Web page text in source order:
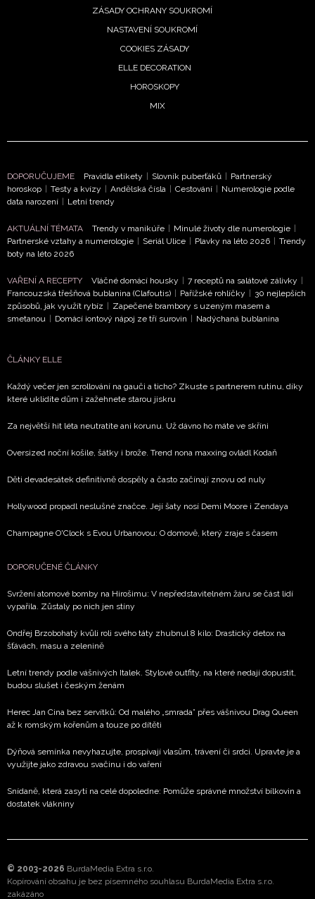
NEWSLETTER
Přihlášením k newsletteru souhlasíte sObchodními
podmínkami společnosti BurdaMedia Extra s.r.o.
potvrzujete, že jste se seznámili seZásadami
ochrany soukromí- BurdaMedia Extra s.r.o. bude s
Vašimi údaji pracovat zejména k organizaci a
Chcete navíc dostávat i další zajímavé a exkluzivní
zpracováním údajů k tomuto účelu podleZásad ochrany
soukromí BurdaMedia Extra s.r.o.
ZÁSADY OCHRANY SOUKROMÍ
NASTAVENÍ SOUKROMÍ
COOKIES ZÁSADY
ELLE DECORATION
HOROSKOPY
MIX
DOPORUČUJEME Pravidla etikety Slovník puberťáků
Partnerský
horoskop
Testy a kvízy Andělská čísla Cestování
Numerologie podle
data narození
Letní trendy
AKTUÁLNÍ TÉMATA Trendy v manikúře Minulé životy dle numerologie
Partnerské vztahy a numerologie
Seriál Ulice Plavky na léto 2026
Trendy
boty na léto 2026
VAŘENÍ A RECEPTY Vláčné domácí housky 7 receptů na salátové zálivky
Francouzská třešňová bublanina (Clafoutis)
Pařížské rohlíčky
30 nejlepších
způsobů, jak využít rybíz
Zapečené brambory s uzeným masem a
smetanou
Domácí iontový nápoj ze tří surovin Nadýchaná bublanina
ČLÁNKY ELLE
Každý večer jen scrollování na gauči a ticho? Zkuste s partnerem rutinu, díky
které uklidíte dům i zažehnete starou jiskru
Za největší hit léta neutratíte ani korunu. Už dávno ho máte ve skříni
Oversized noční košile, šátky i brože. Trend nona maxxing ovládl Kodaň
Děti devadesátek definitivně dospěly a často začínají znovu od nuly
Hollywood propadl neslušné značce. Její šaty nosí Demi Moore i Zendaya
Champagne O'Clock s Evou Urbanovou: O domově, který zraje s časem
DOPORUČENÉ ČLÁNKY
Svržení atomové bomby na Hirošimu: V nepředstavitelném žáru se část lidí
vypařila. Zůstaly po nich jen stíny
Ondřej Brzobohatý kvůli roli svého táty zhubnul 8 kilo: Drastický detox na
šťávách, masu a zelenině
Letní trendy podle vášnivých Italek. Stylové outfity, na které nedají dopustit,
budou slušet i českým ženám
Herec Jan Cina bez servítků: Od malého „smrada” přes vášnivou Drag Queen
až k romským kořenům a touze po dítěti
Dýňová semínka nevyhazujte, prospívají vlasům, trávení či srdci. Upravte je a
využijte jako zdravou svačinu i do vaření
Snídaně, která zasytí na celé dopoledne: Pomůže správné množství bílkovin a
dostatek vlákniny
© 2003-2026 BurdaMedia Extra s.r.o.
Kopírování obsahu je bez písemného souhlasu BurdaMedia Extra s.r.o.
zakázáno